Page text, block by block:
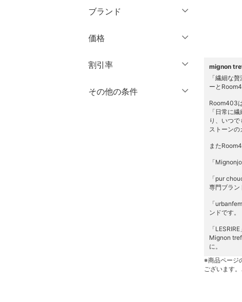
パンツ
ワンピース・ドレス
スカート
オールインワン・オーバ
ーオール
クリア
ブランド
価格
絞り込み
割引率
％OFF～ ％OFF
その他の条件
mignon
「繊細な
ーと
Room403
「日常に
り、いつで
ストーンの
また
「
「pur
専門ブラン
「
ンドです。
「
Mignon
に。
※商品ページ
ございます。